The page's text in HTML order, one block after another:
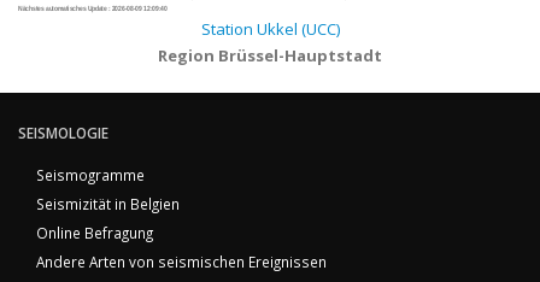
Nächstes automatisches Update : 2026-08-09 12:09:40
Station Ukkel (UCC)
Region Brüssel-Hauptstadt
SEISMOLOGIE
Seismogramme
Seismizität in Belgien
Online Befragung
Andere Arten von seismischen Ereignissen